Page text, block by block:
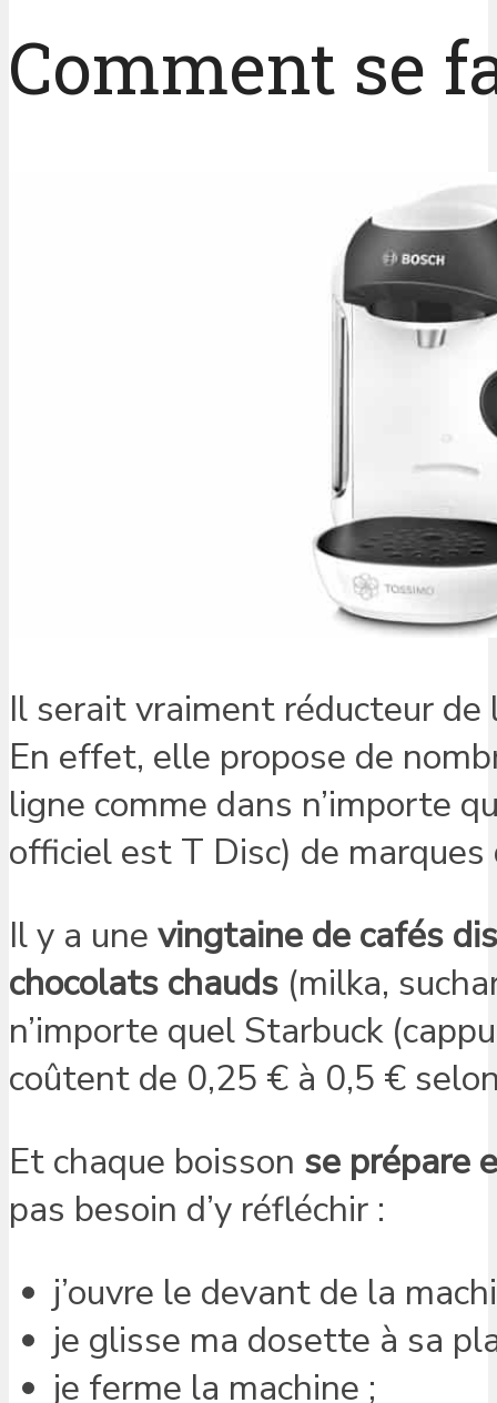
Comment se
Il serait vraiment réducteur
En effet, elle propose de
ligne comme dans n’importe
officiel est T Disc) de
Il y a une vingtaine de cafés
chocolats chauds (milka,
n’importe quel Starbuck
coûtent de 0,25 € à 0,5 €
Et chaque boisson se prépare
pas besoin d’y réfléchir :
j’ouvre le devant de la
je glisse ma dosette à sa
je ferme la machine ;